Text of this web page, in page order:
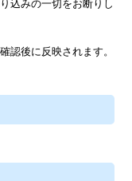
込みの一切をお断りし
認後に反映されます。